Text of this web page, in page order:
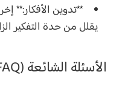
**تدوين الأفكار:**
يقلل من حدة التفكير
الأسئلة الشائعة (FAQ)